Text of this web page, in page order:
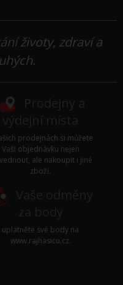
životy, zdraví a
prodejnách si můžete
Vaši objednávku nejen
ale nakoupit i jiné
zboží.
uplatněte své body na
www.rajhasicu.cz.